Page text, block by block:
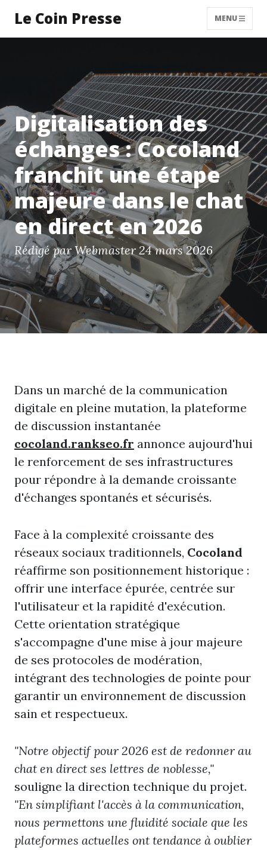
Le Coin Presse MENU
Digitalisation des
échanges : Cocoland
franchit une étape
majeure dans le chat
en direct en 2026
Rédigé par Webmaster 24 mars 2026
Dans un marché de la communication
digitale en pleine mutation, la plateforme
de discussion instantanée
cocoland.rankseo.fr annonce aujourd'hui
le renforcement de ses infrastructures
pour répondre à la demande croissante
d'échanges spontanés et sécurisés.
Face à la complexité croissante des
réseaux sociaux traditionnels, Cocoland
réaffirme son positionnement historique :
offrir une interface épurée, centrée sur
l'utilisateur et la rapidité d'exécution.
Cette orientation stratégique
s'accompagne d'une mise à jour majeure
de ses protocoles de modération,
intégrant des technologies de pointe pour
garantir un environnement de discussion
sain et respectueux.
"Notre objectif pour 2026 est de redonner au
chat en direct ses lettres de noblesse,"
souligne la direction technique du projet.
"En simplifiant l'accès à la communication,
nous permettons une fluidité sociale que les
plateformes actuelles ont tendance à oublier